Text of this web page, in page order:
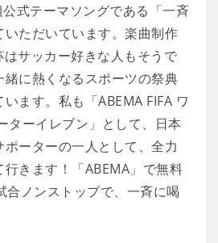
式テーマソングである「一斉
いただいています。楽曲制作
サッカー好きな人もそうで
に熱くなるスポーツの祭典
ます。私も「ABEMA FIFA ワ
ターイレブン」として、日本
ーターの一人として、全力
きます！「ABEMA」で無料
合ノンストップで、一斉に喝